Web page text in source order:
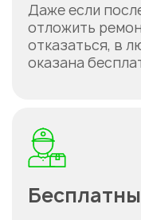
Даже если
отложить
отказаться, в
оказана